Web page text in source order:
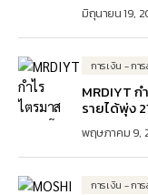
มิถุนายน 19,
การเงิน - กา
MRDIYT ก
รายได้พุ่ง
พฤษภาคม 9,
การเงิน - กา